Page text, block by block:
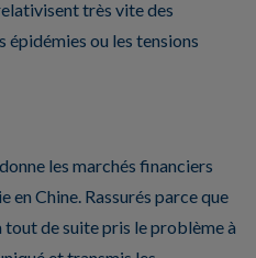
très vite des
épidémies ou les tensions
les marchés financiers
en Chine. Rassurés parce que
de suite pris le problème à